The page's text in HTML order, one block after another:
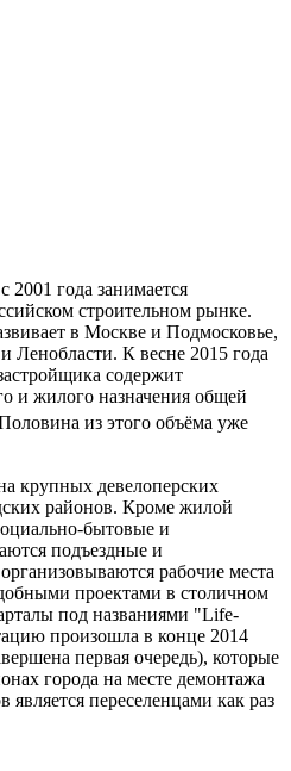
года занимается
строительном рынке.
в Москве и Подмосковье,
Ленобласти. К весне 2015 года
содержит
и жилого назначения общей
из этого объёма уже
крупных девелоперских
районов. Кроме жилой
бытовые и
подъездные и
рабочие места
проектами в столичном
под названиями "Life-
произошла в конце 2014
первая очередь), которые
города на месте демонтажа
переселенцами как раз